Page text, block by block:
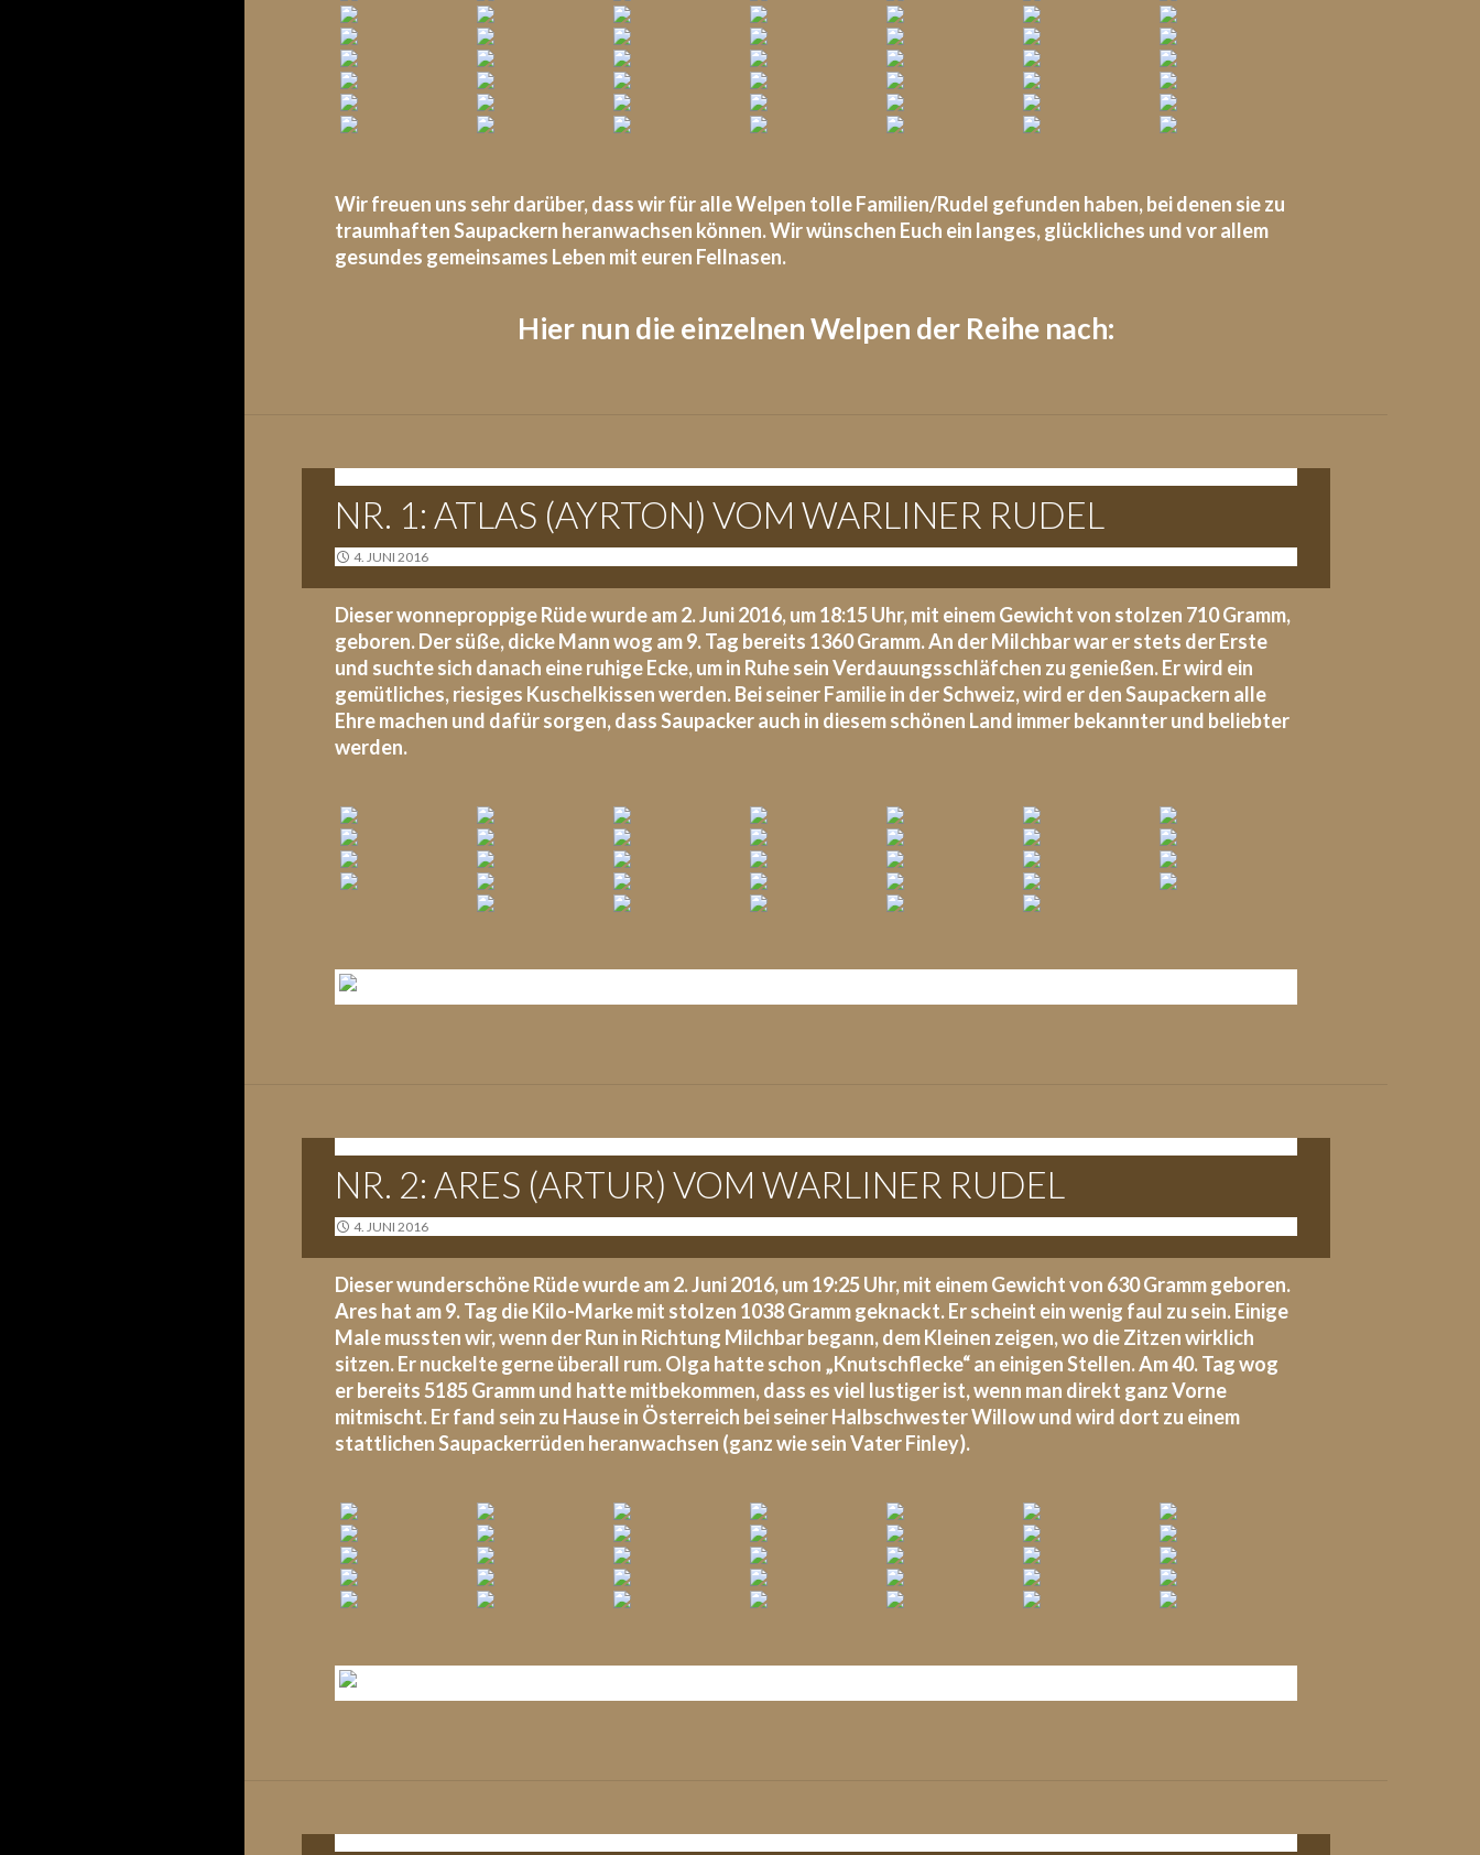
Wir freuen uns sehr darüber, dass wir für alle Welpen tolle Familien/Rudel gefunden haben, bei denen sie zu
traumhaften Saupackern heranwachsen können. Wir wünschen Euch ein langes, glückliches und vor allem
gesundes gemeinsames Leben mit euren Fellnasen.
Hier nun die einzelnen Welpen der Reihe nach:
NR. 1: ATLAS (AYRTON) VOM WARLINER RUDEL
4. JUNI 2016
Dieser wonneproppige Rüde wurde am 2. Juni 2016, um 18:15 Uhr, mit einem Gewicht von stolzen 710 Gramm,
geboren. Der süße, dicke Mann wog am 9. Tag bereits 1360 Gramm. An der Milchbar war er stets der Erste
und suchte sich danach eine ruhige Ecke, um in Ruhe sein Verdauungsschläfchen zu genießen. Er wird ein
gemütliches, riesiges Kuschelkissen werden. Bei seiner Familie in der Schweiz, wird er den Saupackern alle
Ehre machen und dafür sorgen, dass Saupacker auch in diesem schönen Land immer bekannter und beliebter
werden.
NR. 2: ARES (ARTUR) VOM WARLINER RUDEL
4. JUNI 2016
Dieser wunderschöne Rüde wurde am 2. Juni 2016, um 19:25 Uhr, mit einem Gewicht von 630 Gramm geboren.
Ares hat am 9. Tag die Kilo-Marke mit stolzen 1038 Gramm geknackt. Er scheint ein wenig faul zu sein. Einige
Male mussten wir, wenn der Run in Richtung Milchbar begann, dem Kleinen zeigen, wo die Zitzen wirklich
sitzen. Er nuckelte gerne überall rum. Olga hatte schon „Knutschflecke“ an einigen Stellen. Am 40. Tag wog
er bereits 5185 Gramm und hatte mitbekommen, dass es viel lustiger ist, wenn man direkt ganz Vorne
mitmischt. Er fand sein zu Hause in Österreich bei seiner Halbschwester Willow und wird dort zu einem
stattlichen Saupackerrüden heranwachsen (ganz wie sein Vater Finley).